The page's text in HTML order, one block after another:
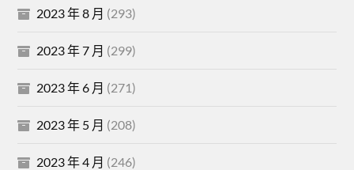
2023 年 8 月 (293)
2023 年 7 月 (299)
2023 年 6 月 (271)
2023 年 5 月 (208)
2023 年 4 月 (246)